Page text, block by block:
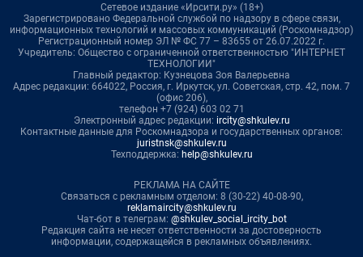
Сетевое издание «Ирсити.ру» (18+)
Зарегистрировано Федеральной службой по надзору в сфере связи,
информационных технологий и массовых коммуникаций (Роскомнадзор)
Регистрационный номер ЭЛ № ФС 77 – 83655 от 26.07.2022 г.
Учредитель: Общество с ограниченной ответственностью "ИНТЕРНЕТ
ТЕХНОЛОГИИ"
Главный редактор: Кузнецова Зоя Валерьевна
Адрес редакции: 664022, Россия, г. Иркутск, ул. Советская, стр. 42, пом. 7
(офис 206),
телефон +7 (924) 603 02 71
Электронный адрес редакции: ircity@shkulev.ru
Контактные данные для Роскомнадзора и государственных органов:
juristnsk@shkulev.ru
Техподдержка: help@shkulev.ru
РЕКЛАМА НА САЙТЕ
Связаться с рекламным отделом: 8 (30-22) 40-08-90,
reklamaircity@shkulev.ru
Чат-бот в телеграм: @shkulev_social_ircity_bot
Редакция сайта не несет ответственности за достоверность
информации, содержащейся в рекламных объявлениях.